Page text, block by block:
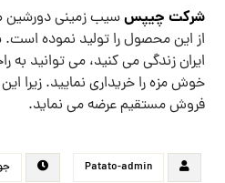
شرکت چیپسسیب زمینی دورشین
از این محصول را تولید نموده
ایران زندگی می کنید، می توانید
خوش مزه را خریداری نمایید. زیرا
فروش مستقیم عرضه می نماید.
Patato-admin